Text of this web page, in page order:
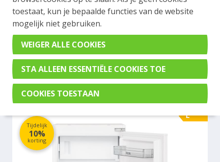
en merken met elkaar. Klik hier voor meer
informatie.
Koel- vrieskast
ETNA KVS5122
Tijdelijk
10%
korting
E
toestaat, kun je bepaalde functies van de website
mogelijk niet gebruiken.